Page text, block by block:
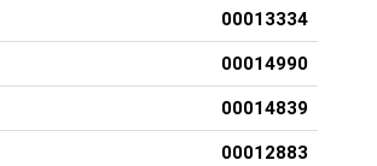
00013334
00014990
00014839
00012883